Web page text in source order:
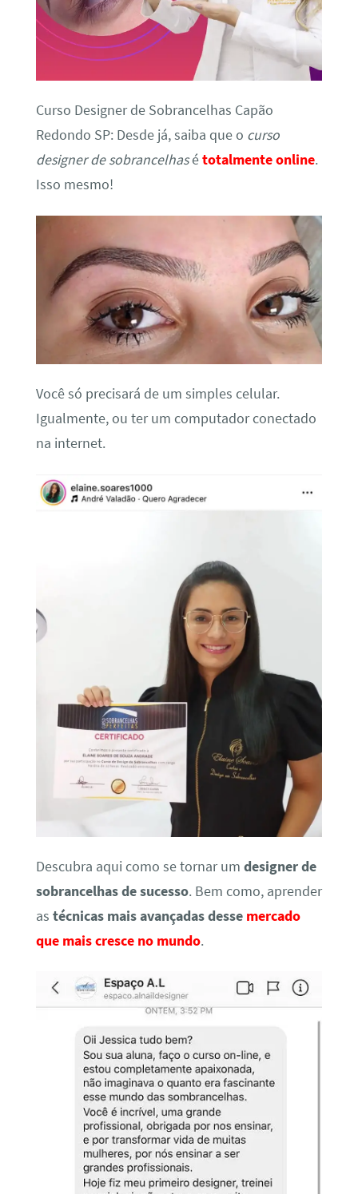
Curso Designer de Sobrancelhas Capão
Redondo SP: Desde já, saiba que o curso
designer de sobrancelhasétotalmente online.
Isso mesmo!
Você só precisará de um simples celular.
Igualmente, ou ter um computador conectado
na internet.
Descubra aqui como se tornar um designer de
sobrancelhas de sucesso. Bem como, aprender
as técnicas mais avançadas desse mercado
que mais cresce no mundo.